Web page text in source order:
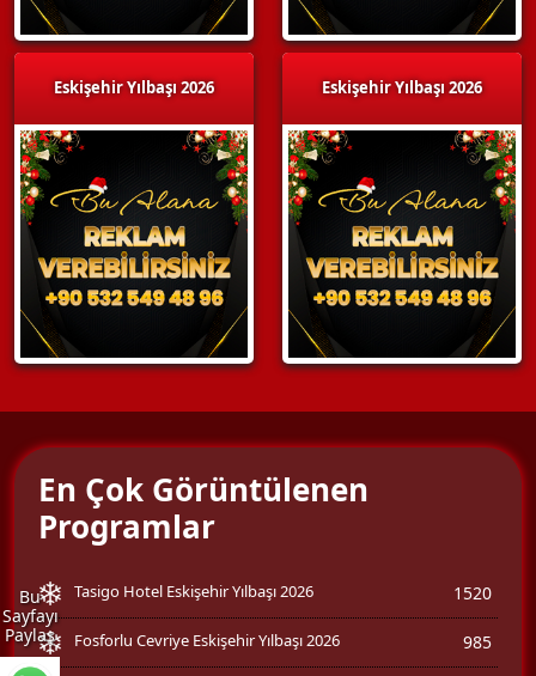
Eskişehir Yılbaşı 2026 Eskişehir Yılbaşı 2026
Bu
Sayfayı
Paylaş
En Çok Görüntülenen
Programlar
Tasigo Hotel Eskişehir Yılbaşı 2026 1520
Fosforlu Cevriye Eskişehir Yılbaşı 2026 985